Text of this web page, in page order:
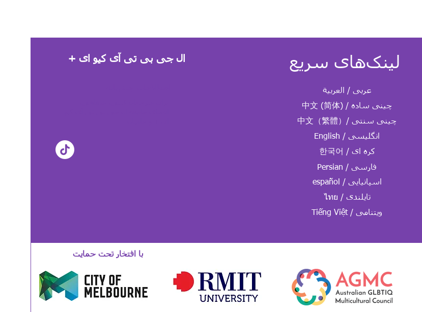
ال جی بی تی آی کیو ای + لینک‌های سریع
中文 (简体) / چینی ساده
中文（繁體）/ چینی سنتی
English / انگلیسی
한국어 / کره ای
español / اسپانیایی
ไทย / تایلندی
Tiếng Việt / ویتنامی
با افتخار تحت حمایت
Persian / فارسی